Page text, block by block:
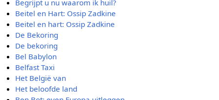
Begrijpt u nu waarom ik huil?
Beitel en Hart: Ossip Zadkine
Beitel en hart: Ossip Zadkine
De Bekoring
De bekoring
Bel Babylon
Belfast Taxi
Het België van
Het beloofde land